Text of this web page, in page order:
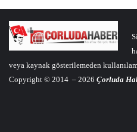
veya kaynak gösterilemeden
Copyright © 2014 – 2026 Çorluda